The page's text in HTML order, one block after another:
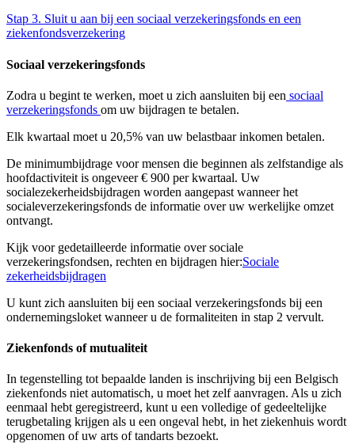
Stap 3. Sluit u aan bij een sociaal verzekeringsfonds en een
ziekenfondsverzekering
Sociaal verzekeringsfonds
Zodra u begint te werken, moet u zich aansluiten bij een sociaal
verzekeringsfonds om uw bijdragen te betalen.
Elk kwartaal moet u 20,5% van uw belastbaar inkomen betalen.​
De minimumbijdrage voor mensen die beginnen als zelfstandige als
hoofdactiviteit is ongeveer € 900 per kwartaal. Uw
socialezekerheidsbijdragen worden aangepast wanneer het
socialeverzekeringsfonds de informatie over uw werkelijke omzet
ontvangt.​
Kijk voor gedetailleerde informatie over sociale
verzekeringsfondsen, rechten en bijdragen hier:​Sociale
zekerheidsbijdragen
U kunt zich aansluiten bij een sociaal verzekeringsfonds bij een
ondernemingsloket wanneer u de formaliteiten in stap 2 vervult.
Ziekenfonds of mutualiteit
In tegenstelling tot bepaalde landen is inschrijving bij een Belgisch
ziekenfonds niet automatisch, u moet het zelf aanvragen. Als u zich
eenmaal hebt geregistreerd, kunt u een volledige of gedeeltelijke
terugbetaling krijgen als u een ongeval hebt, in het ziekenhuis wordt
opgenomen of uw arts of tandarts bezoekt.